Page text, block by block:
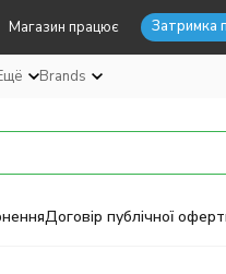
Магазин працює Затримка
Brands
Договір публічної